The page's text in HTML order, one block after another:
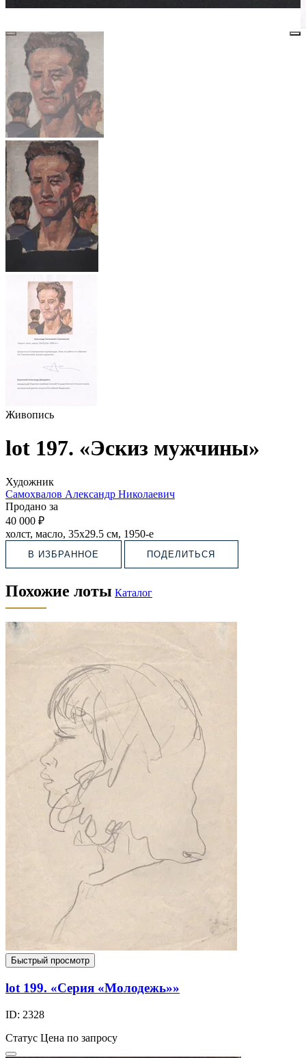
Живопись
lot 197. «Эскиз мужчины»
Художник
Самохвалов Александр Николаевич
Продано за
40 000 ₽
холст, масло, 35х29.5 см, 1950-е
В ИЗБРАННОЕ ПОДЕЛИТЬСЯ
Похожие лоты Каталог
Быстрый просмотр
lot 199. «Серия «Молодежь»»
ID: 2328
Статус Цена по запросу